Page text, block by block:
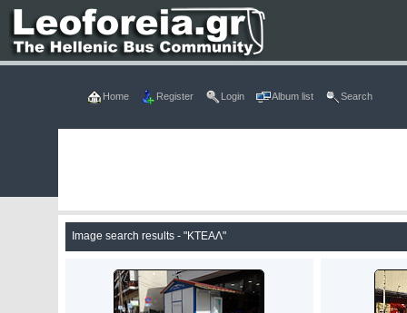
Home Register Login Album list Search
Image search results - "ΚΤΕΑΛ"